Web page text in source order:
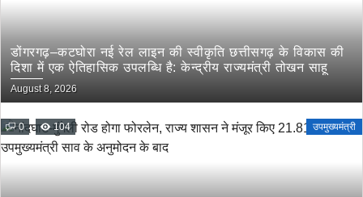
डोंगरगढ़–कटघोरा नई रेल लाइन की स्वीकृति छत्तीसगढ़ के विकास की
दिशा में एक ऐतिहासिक उपलब्धि है: केन्द्रीय राज्यमंत्री तोखन साहू
August 8, 2026
0 104 उपमुख्यमंत्री